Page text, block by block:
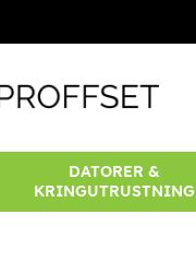
DATORER &
KRINGUTRUSTNING